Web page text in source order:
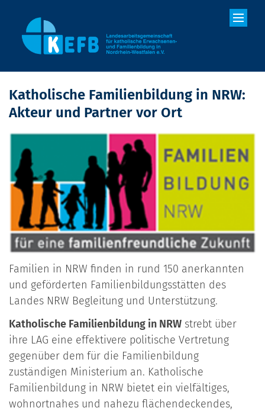
Katholische Familienbildung in NRW:
Akteur und Partner vor Ort
Familien in NRW finden in rund 150 anerkannten
und geförderten Familienbildungsstätten des
Landes NRW Begleitung und Unterstützung.
Katholische Familienbildung in NRW strebt über
ihre LAG eine effektivere politische Vertretung
gegenüber dem für die Familienbildung
zuständigen Ministerium an. Katholische
Familienbildung in NRW bietet ein vielfältiges,
wohnortnahes und nahezu flächendeckendes,